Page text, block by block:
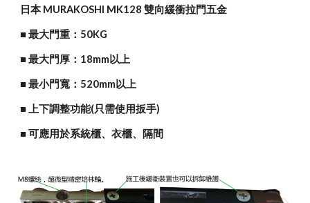
日本 MURAKOSHI MK128 雙向緩衝拉門五金
■ 最大門重：50KG
■ 最大門厚：18mm以上
■ 最小門寬：520mm以上
■ 上下調整功能(只需使用扳手)
■ 可應用於系統櫃、衣櫃、隔間